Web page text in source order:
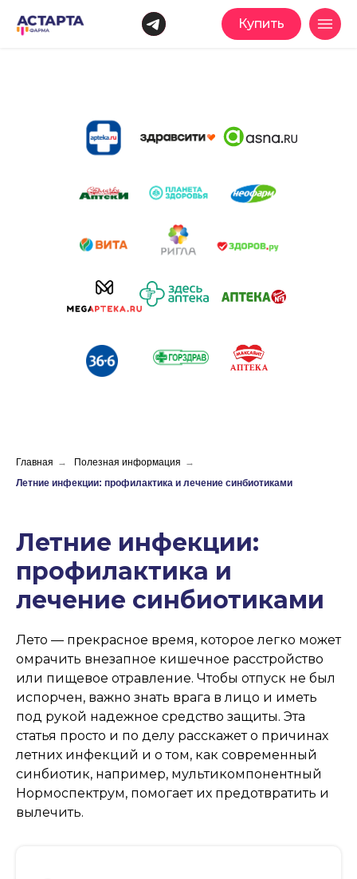
Купить
Главная → Полезная информация →
Летние инфекции: профилактика и лечение синбиотиками
Летние инфекции:
профилактика и
лечение синбиотиками
Лето — прекрасное время, которое легко может
омрачить внезапное кишечное расстройство
или пищевое отравление. Чтобы отпуск не был
испорчен, важно знать врага в лицо и иметь
под рукой надежное средство защиты. Эта
статья просто и по делу расскажет о причинах
летних инфекций и о том, как современный
синбиотик, например, мультикомпонентный
Нормоспектрум, помогает их предотвратить и
вылечить.